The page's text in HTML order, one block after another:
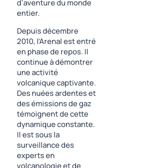
d’aventure du monde
entier.
Depuis décembre
2010, l’Arenal est entré
en phase de repos. Il
continue à démontrer
une activité
volcanique captivante.
Des nuées ardentes et
des émissions de gaz
témoignent de cette
dynamique constante.
Il est sous la
surveillance des
experts en
volcanologie et de